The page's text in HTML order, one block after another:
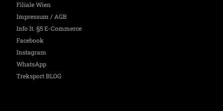
Filiale Wien
Impressum / AGB
Info lt. §5 E-Commerce
Facebook
Instagram
WhatsApp
Treksport BLOG